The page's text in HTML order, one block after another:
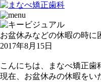
お盆休みなどの休暇の時に
2017年8月15日
こんにちは、まなべ矯正
現在、お盆休みの休暇をい